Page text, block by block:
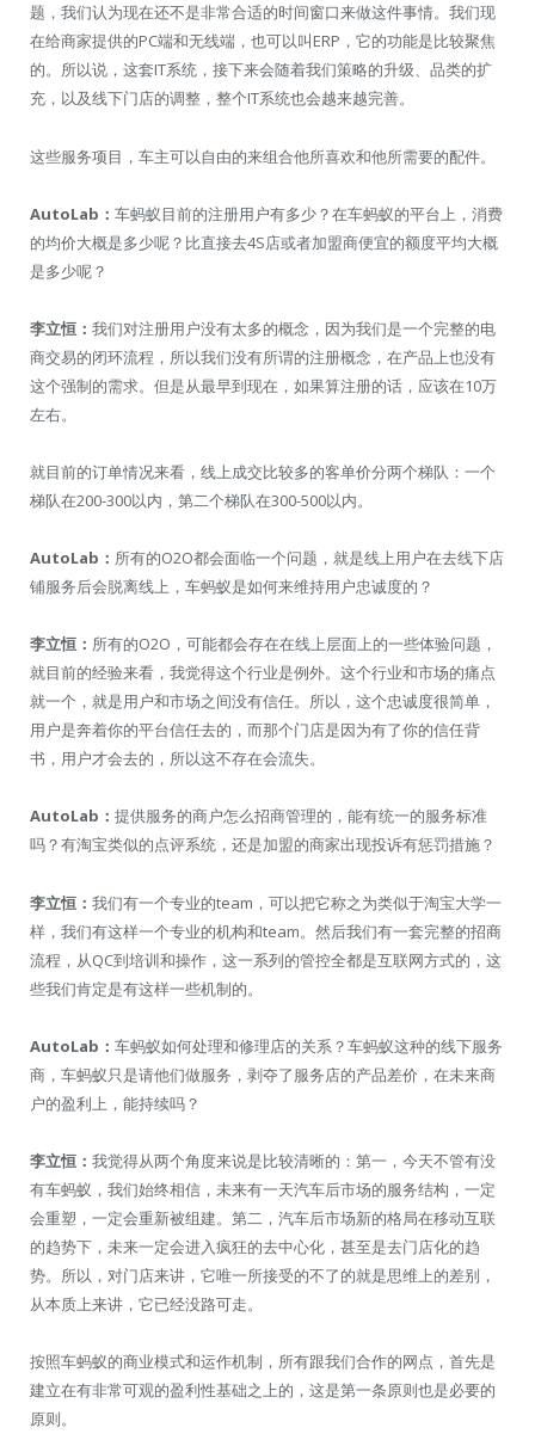
题，我们认为现在还不是非常合适的时间窗口来做这件事情。我们现
在给商家提供的PC端和无线端，也可以叫ERP，它的功能是比较聚焦
的。所以说，这套IT系统，接下来会随着我们策略的升级、品类的扩
充，以及线下门店的调整，整个IT系统也会越来越完善。
这些服务项目，车主可以自由的来组合他所喜欢和他所需要的配件。
AutoLab： 车蚂蚁目前的注册用户有多少？在车蚂蚁的平台上，消费
的均价大概是多少呢？比直接去4S店或者加盟商便宜的额度平均大概
是多少呢？
李立恒： 我们对注册用户没有太多的概念，因为我们是一个完整的电
商交易的闭环流程，所以我们没有所谓的注册概念，在产品上也没有
这个强制的需求。但是从最早到现在，如果算注册的话，应该在10万
左右。
就目前的订单情况来看，线上成交比较多的客单价分两个梯队：一个
梯队在200-300以内，第二个梯队在300-500以内。
AutoLab： 所有的O2O都会面临一个问题，就是线上用户在去线下店
铺服务后会脱离线上，车蚂蚁是如何来维持用户忠诚度的？
李立恒： 所有的O2O，可能都会存在在线上层面上的一些体验问题，
就目前的经验来看，我觉得这个行业是例外。这个行业和市场的痛点
就一个，就是用户和市场之间没有信任。所以，这个忠诚度很简单，
用户是奔着你的平台信任去的，而那个门店是因为有了你的信任背
书，用户才会去的，所以这不存在会流失。
AutoLab： 提供服务的商户怎么招商管理的，能有统一的服务标准
吗？有淘宝类似的点评系统，还是加盟的商家出现投诉有惩罚措施？
李立恒： 我们有一个专业的team，可以把它称之为类似于淘宝大学一
样，我们有这样一个专业的机构和team。然后我们有一套完整的招商
流程，从QC到培训和操作，这一系列的管控全都是互联网方式的，这
些我们肯定是有这样一些机制的。
AutoLab： 车蚂蚁如何处理和修理店的关系？车蚂蚁这种的线下服务
商，车蚂蚁只是请他们做服务，剥夺了服务店的产品差价，在未来商
户的盈利上，能持续吗？
李立恒： 我觉得从两个角度来说是比较清晰的：第一，今天不管有没
有车蚂蚁，我们始终相信，未来有一天汽车后市场的服务结构，一定
会重塑，一定会重新被组建。第二，汽车后市场新的格局在移动互联
的趋势下，未来一定会进入疯狂的去中心化，甚至是去门店化的趋
势。所以，对门店来讲，它唯一所接受的不了的就是思维上的差别，
从本质上来讲，它已经没路可走。
按照车蚂蚁的商业模式和运作机制，所有跟我们合作的网点，首先是
建立在有非常可观的盈利性基础之上的，这是第一条原则也是必要的
原则。